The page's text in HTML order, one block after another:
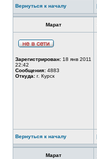
Вернуться к началу
Марат
Зарегистрирован: 18 янв 2011
22:42
Сообщения: 4883
Откуда: г. Курск
Вернуться к началу
Марат